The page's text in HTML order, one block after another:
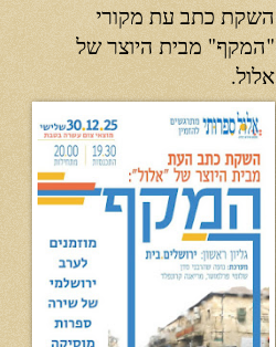
השקת כתב עת מקורי
"המקף" מבית היוצר של
אלול.